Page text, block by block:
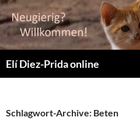
Elí Diez-Prida online
Schlagwort-Archive: Beten